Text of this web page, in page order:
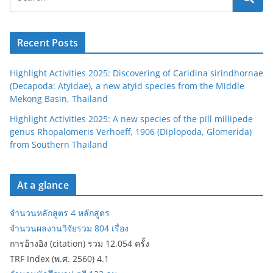
Recent Posts
Highlight Activities 2025: Discovering of Caridina sirindhornae
(Decapoda: Atyidae), a new atyid species from the Middle
Mekong Basin, Thailand
Highlight Activities 2025: A new species of the pill millipede
genus Rhopalomeris Verhoeff, 1906 (Diplopoda, Glomerida)
from Southern Thailand
At a glance
จำนวนหลักสูตร 4 หลักสูตร
จำนวนผลงานวิจัยรวม 804 เรื่อง
การอ้างอิง (citation) รวม 12,054 ครั้ง
TRF Index (พ.ศ. 2560) 4.1